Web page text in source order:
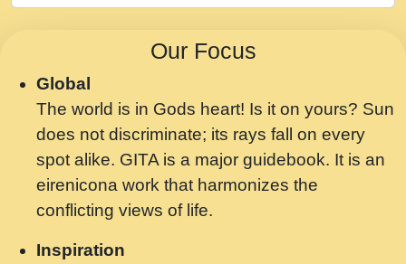
Chahe Ram Ho Chahe Shyam Ho.mp3
मझ अपन जवन बनन न आय, रठ हर क मनन न आय
Shri ravinandan shastri ji maharaj.mp3
मन अशांत मंत्र जाप - गीता प्रेरणा -Swami
Gyananand Ji Maharaj.mp3
मन बध लय परम वल कगन Special Shyam
Saawariya.mp3
Our Focus
Global
The world is in Gods heart! Is it on yours? Sun
does not discriminate; its rays fall on every
spot alike. GITA is a major guidebook. It is an
eirenicona work that harmonizes the
conflicting views of life.
Inspiration